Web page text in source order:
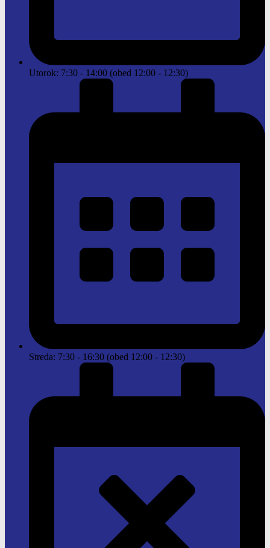
Utorok: 7:30 - 14:00 (obed 12:00 - 12:30)
Streda: 7:30 - 16:30 (obed 12:00 - 12:30)